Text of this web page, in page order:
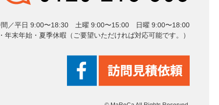
間／平日 9:00〜18:30 土曜 9:00〜15:00 日曜 9:00〜18:00
末年始・夏季休暇（ご要望いただければ対応可能です。）